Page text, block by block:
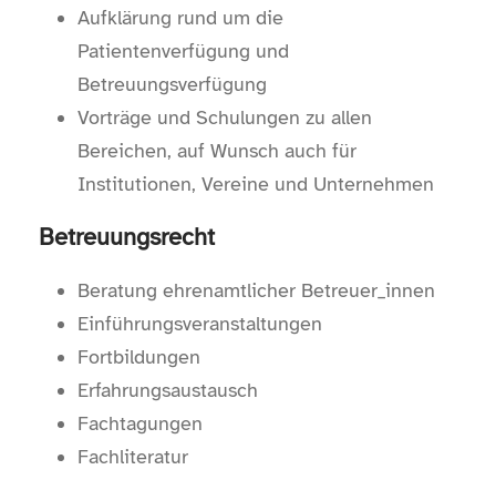
Aufklärung rund um die
Patientenverfügung und
Betreuungsverfügung
Vorträge und Schulungen zu allen
Bereichen, auf Wunsch auch für
Institutionen, Vereine und Unternehmen
Betreuungsrecht
Beratung ehrenamtlicher Betreuer_innen
Einführungsveranstaltungen
Fortbildungen
Erfahrungsaustausch
Fachtagungen
Fachliteratur